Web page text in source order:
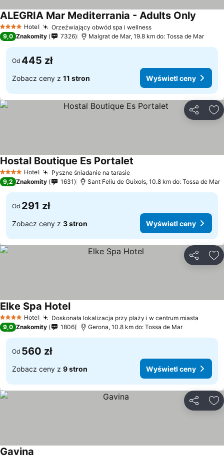
4 KategoriaHotel Orzeźwiający obwód spa i wellness
ALEGRIA Mar Mediterrania - Adults Only
9,0 Znakomity 7326 Malgrat de Mar, 19.8 km do: Tossa de Mar
Od 445 zł
Zobacz ceny z 11 stron Wyświetl ceny
4 KategoriaHotel Pyszne śniadanie na tarasie
Hostal Boutique Es Portalet
9,2 Znakomity 1631 Sant Feliu de Guíxols, 10.8 km do: Tossa de Mar
Od 291 zł
Zobacz ceny z 3 stron Wyświetl ceny
4 KategoriaHotel Doskonała lokalizacja przy plaży i w centrum miasta
Elke Spa Hotel
9,0 Znakomity 1806 Gerona, 10.8 km do: Tossa de Mar
Od 560 zł
Zobacz ceny z 9 stron Wyświetl ceny
Gavina